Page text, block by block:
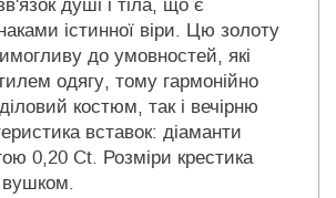
душі і тіла, що є
істинної віри. Цю золоту
до умовностей, які
одягу, тому гармонійно
костюм, так і вечірню
вставок: діаманти
0,20 Ct. Розміри крестика